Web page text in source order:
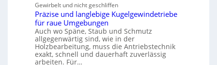
b
e
i
m
D
r
u
g
e
l
g
e
w
Gewirbelt und nicht geschliffen
Präzise und langlebige Kugelgewindetriebe
für raue Umgebungen
Auch wo Späne, Staub und Schmutz
allgegenwärtig sind, wie in der
Holzbearbeitung, muss die Antriebstechnik
exakt, schnell und dauerhaft zuverlässig
arbeiten. Für…